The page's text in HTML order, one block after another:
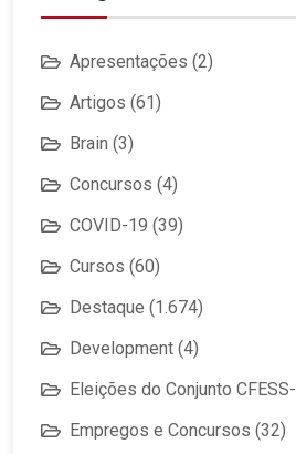
Apresentações (2)
Artigos (61)
Brain (3)
Concursos (4)
COVID-19 (39)
Cursos (60)
Destaque (1.674)
Development (4)
Eleições do Conjunto
Empregos e Concursos (32)